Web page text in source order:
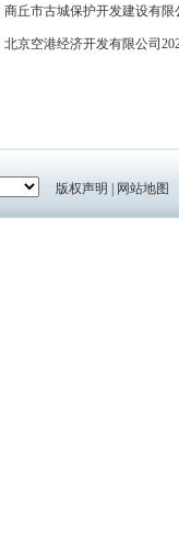
商丘市古城保护开发建设有
北京空港经济开发有限公司
版权声明 网站地图